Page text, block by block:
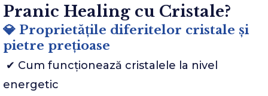
Pranic Healing cu Cristale?
💎 Proprietățile diferitelor cristale și
pietre prețioase
✔ Cum funcționează cristalele la nivel
energetic